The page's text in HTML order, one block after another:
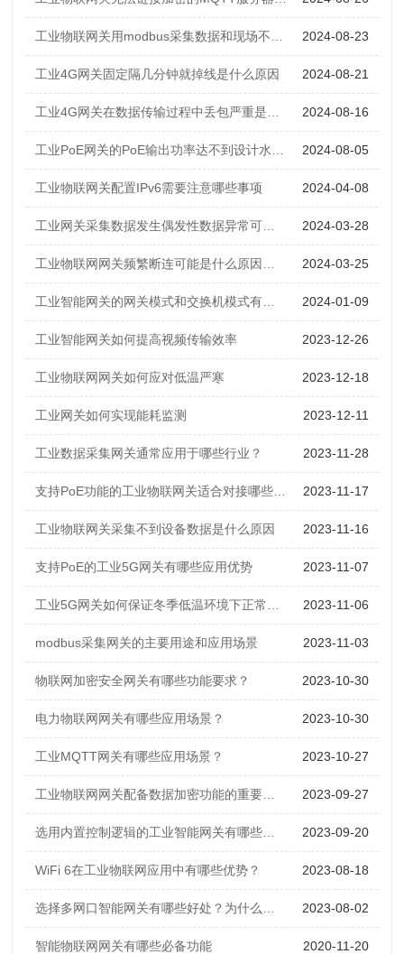
2024-08-23
工业4G网关固定隔几分钟就掉线是什么原因 2024-08-21
2024-08-16
2024-08-05
工业物联网关配置IPv6需要注意哪些事项 2024-04-08
2024-03-28
2024-03-25
2024-01-09
工业智能网关如何提高视频传输效率 2023-12-26
工业物联网网关如何应对低温严寒 2023-12-18
工业网关如何实现能耗监测 2023-12-11
工业数据采集网关通常应用于哪些行业？ 2023-11-28
2023-11-17
工业物联网关采集不到设备数据是什么原因 2023-11-16
支持PoE的工业5G网关有哪些应用优势 2023-11-07
2023-11-06
modbus采集网关的主要用途和应用场景 2023-11-03
物联网加密安全网关有哪些功能要求？ 2023-10-30
电力物联网网关有哪些应用场景？ 2023-10-30
工业MQTT网关有哪些应用场景？ 2023-10-27
2023-09-27
2023-09-20
WiFi 6在工业物联网应用中有哪些优势？ 2023-08-18
2023-08-02
智能物联网网关有哪些必备功能 2020-11-20